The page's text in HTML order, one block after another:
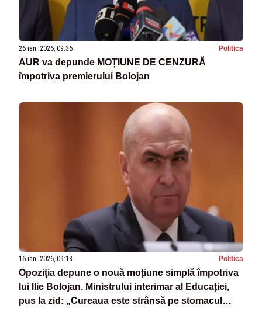
26 ian. 2026, 09:36 Politica
AUR va depunde MOȚIUNE DE CENZURĂ
împotriva premierului Bolojan
16 ian. 2026, 09:18 Politica
Opoziția depune o nouă moțiune simplă împotriva
lui Ilie Bolojan. Ministrului interimar al Educației,
pus la zid: „Cureaua este strânsă pe stomacul